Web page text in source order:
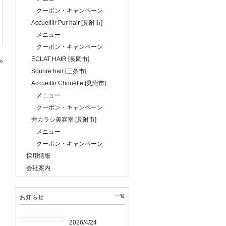
クーポン・キャンペーン
Accueillir Pur hair [見附市]
メニュー
クーポン・キャンペーン
ECLAT HAIR [長岡市]
Sourire hair [三条市]
Accueillir Chouette [見附市]
メニュー
クーポン・キャンペーン
井カラシ美容室 [見附市]
メニュー
クーポン・キャンペーン
採用情報
会社案内
お知らせ 一覧
2026/4/24